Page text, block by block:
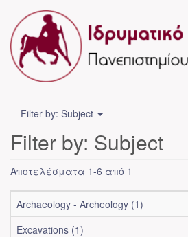
Filter by: Subject
Filter by: Subject
Αποτελέσματα 1-6 από 1
Archaeology - Archeology (1)
Excavations (1)